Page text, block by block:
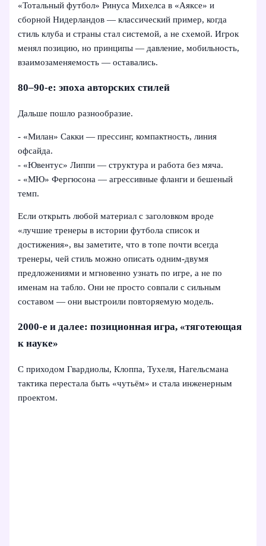
«Тотальный футбол» Ринуса Михелса в «Аяксе» и
сборной Нидерландов — классический пример, когда
стиль клуба и страны стал системой, а не схемой. Игрок
менял позицию, но принципы — давление, мобильность,
взаимозаменяемость — оставались.
80–90‑е: эпоха авторских стилей
Дальше пошло разнообразие.
- «Милан» Сакки — прессинг, компактность, линия
офсайда.
- «Ювентус» Липпи — структура и работа без мяча.
- «МЮ» Фергюсона — агрессивные фланги и бешеный
темп.
Если открыть любой материал с заголовком вроде
«лучшие тренеры в истории футбола список и
достижения», вы заметите, что в топе почти всегда
тренеры, чей стиль можно описать одним-двумя
предложениями и мгновенно узнать по игре, а не по
именам на табло. Они не просто совпали с сильным
составом — они выстроили повторяемую модель.
2000‑е и далее: позиционная игра, «тяготеющая
к науке»
С приходом Гвардиолы, Клоппа, Тухеля, Нагельсмана
тактика перестала быть «чутьём» и стала инженерным
проектом.